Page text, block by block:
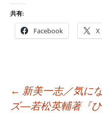
共有:
Facebook X
← 新美一志／気に
ズ―若松英輔著『